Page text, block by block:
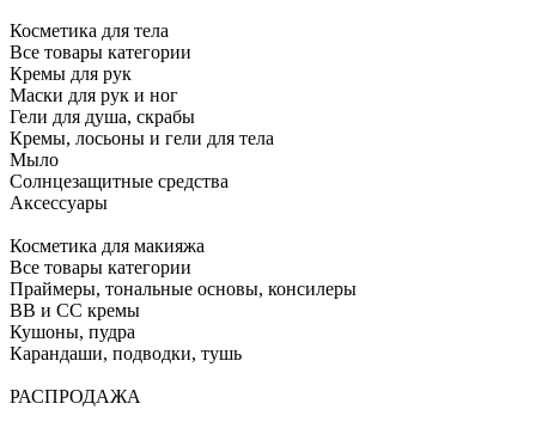
Косметика для тела
Все товары категории
Кремы для рук
Маски для рук и ног
Гели для душа, скрабы
Кремы, лосьоны и гели для тела
Мыло
Солнцезащитные средства
Аксессуары
Косметика для макияжа
Все товары категории
Праймеры, тональные основы, консилеры
BB и CC кремы
Кушоны, пудра
Карандаши, подводки, тушь
РАСПРОДАЖА